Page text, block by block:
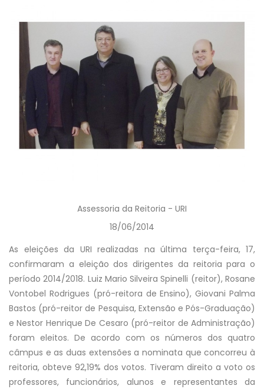
Assessoria da Reitoria - URI
18/06/2014
As eleições da URI realizadas na última terça-feira, 17,
confirmaram a eleição dos dirigentes da reitoria para o
período 2014/2018. Luiz Mario Silveira Spinelli (reitor), Rosane
Vontobel Rodrigues (pró-reitora de Ensino), Giovani Palma
Bastos (pró-reitor de Pesquisa, Extensão e Pós-Graduação)
e Nestor Henrique De Cesaro (pró-reitor de Administração)
foram eleitos. De acordo com os números dos quatro
câmpus e as duas extensões a nominata que concorreu à
reitoria, obteve 92,19% dos votos. Tiveram direito a voto os
professores, funcionários, alunos e representantes da